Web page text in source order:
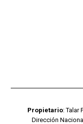
Propietario: Talar
Dirección